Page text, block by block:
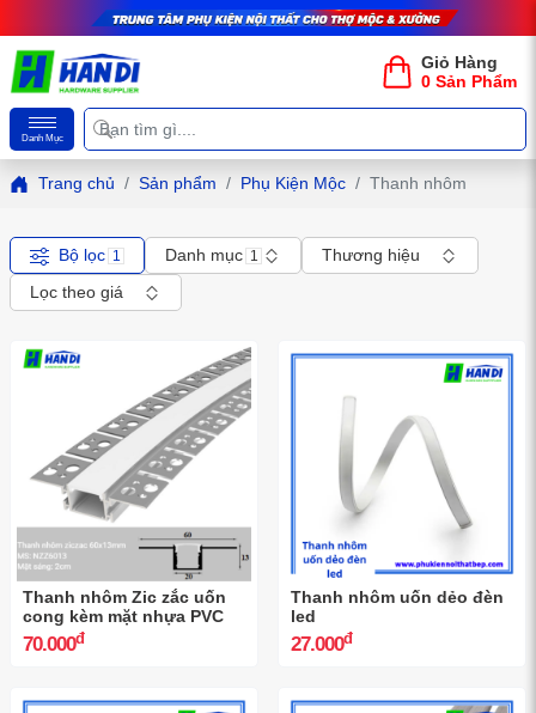
Giỏ Hàng
0 Sản Phẩm
Danh Mục
Trang chủ Sản phẩm Phụ Kiện Mộc Thanh nhôm
Bộ lọc 1 Danh mục 1
Thương hiệu
Lọc theo giá
Thanh nhôm Zic zắc uốn
cong kèm mặt nhựa PVC
70.000đ
Thanh nhôm uốn dẻo đèn
led
27.000đ